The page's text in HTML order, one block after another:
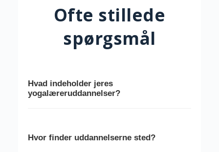
Ofte stillede
spørgsmål
Hvad indeholder jeres
yogalæreruddannelser?
undervisningsteknik. Du lærer både klassisk
Hvor finder uddannelserne sted?